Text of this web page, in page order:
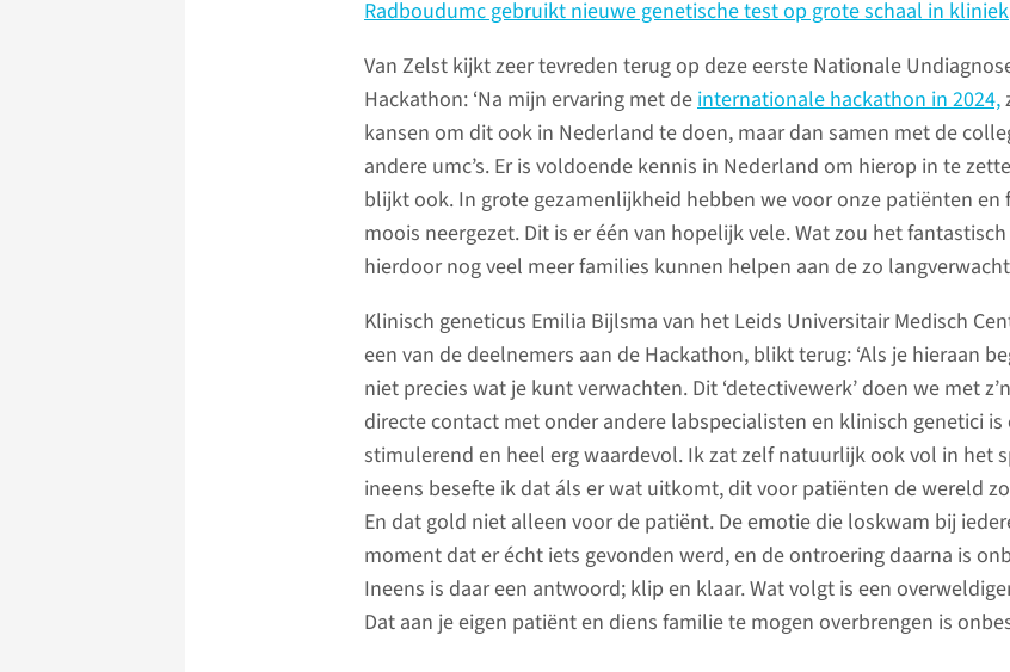
Radboudumc gebruikt nieuwe genetische test op grote schaal in kliniek
Van Zelst kijkt zeer tevreden terug op deze eerste Nationale
Hackathon: ‘Na mijn ervaring met deinternationale hackathon in 2024,
kansen om dit ook in Nederland te doen, maar dan samen met de
andere umc’s. Er is voldoende kennis in Nederland om hierop in te
blijkt ook. In grote gezamenlijkheid hebben we voor onze patiënten en
moois neergezet. Dit is er één van hopelijk vele. Wat zou het
hierdoor nog veel meer families kunnen helpen aan de zo
Klinisch geneticus Emilia Bijlsma van het Leids Universitair Medisch
een van de deelnemers aan de Hackathon, blikt terug: ‘Als je hieraan
niet precies wat je kunt verwachten. Dit ‘detectivewerk’ doen we met
directe contact met onder andere labspecialisten en klinisch genetici
stimulerend en heel erg waardevol. Ik zat zelf natuurlijk ook vol in het
ineens besefte ik dat áls er wat uitkomt, dit voor patiënten de wereld
En dat gold niet alleen voor de patiënt. De emotie die loskwam bij
moment dat er écht iets gevonden werd, en de ontroering daarna is
Ineens is daar een antwoord; klip en klaar. Wat volgt is een
Dat aan je eigen patiënt en diens familie te mogen overbrengen is